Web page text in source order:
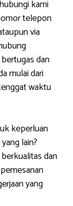
kami
telepon
via
dan
mulai dari
waktu
keperluan
lain?
dan
yang